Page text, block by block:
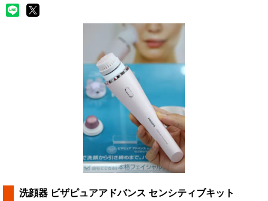
洗顔器 ビザピュアアドバンス センシティブキット